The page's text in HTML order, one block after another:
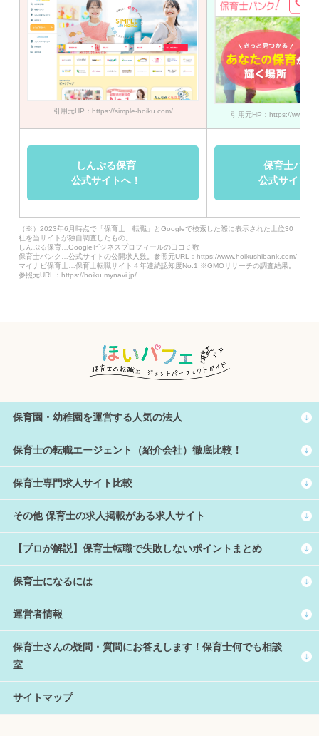
引用元HP：https://simple-hoiku.com/ 引用元HP：https://
しんぷる保育
公式サイトへ！
保育士バン
公式サイト
（※）2023年6月時点で「保育士 転職」とGoogleで検索した際に表示された上位30
社を当サイトが独自調査したもの。
しんぷる保育…Googleビジネスプロフィールの口コミ数
保育士バンク…公式サイトの公開求人数。参照元URL：https://www.hoikushibank.com/
マイナビ保育士…保育士転職サイト４年連続認知度No.1 ※GMOリサーチの調査結果。
参照元URL：https://hoiku.mynavi.jp/
保育園・幼稚園を運営する人気の法人
保育士の転職エージェント（紹介会社）徹底比較！
保育士専門求人サイト比較
その他 保育士の求人掲載がある求人サイト
【プロが解説】保育士転職で失敗しないポイントまとめ
保育士になるには
運営者情報
保育士さんの疑問・質問にお答えします！保育士何でも相談
室
サイトマップ